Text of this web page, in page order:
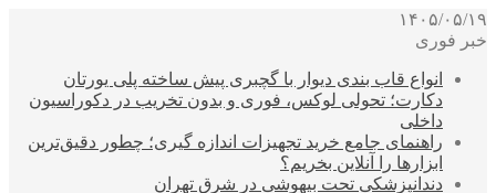
۱۴۰۵/۰۵/۱۹
خبر فوری
انواع قاب بندی دیوار با گچبری پیش ساخته پلی یورتان
دکارت؛ تحولی لوکس، فوری و بدون تخریب در دکوراسیون
داخلی
راهنمای جامع خرید تجهیزات اندازه گیری؛ چطور دقیق‌ترین
ابزارها را آنلاین بخریم؟
دندانپزشکی تحت بیهوشی در شرق تهران